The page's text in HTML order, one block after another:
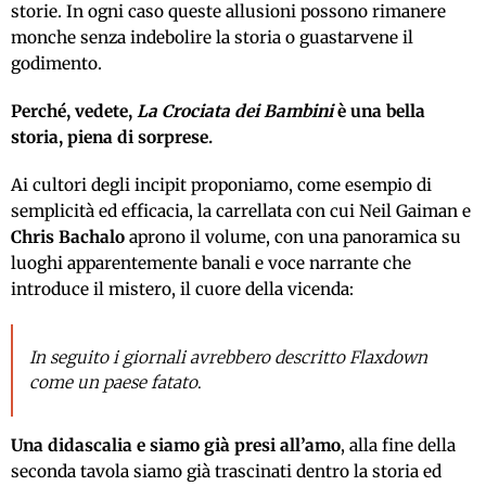
storie. In ogni caso queste allusioni possono rimanere
monche senza indebolire la storia o guastarvene il
godimento.
Perché, vedete, La Crociata dei Bambiniè una bella
storia, piena di sorprese.
Ai cultori degli incipit proponiamo, come esempio di
semplicità ed efficacia, la carrellata con cui Neil Gaiman e
Chris Bachalo aprono il volume, con una panoramica su
luoghi apparentemente banali e voce narrante che
introduce il mistero, il cuore della vicenda:
In seguito i giornali avrebbero descritto Flaxdown
come un paese fatato.
Una didascalia e siamo già presi all’amo, alla fine della
seconda tavola siamo già trascinati dentro la storia ed